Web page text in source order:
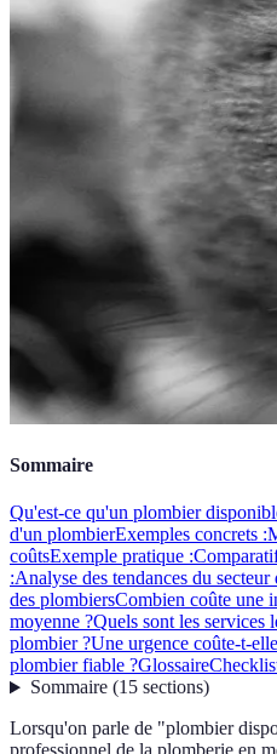
Sommaire
Qu'est-ce qu'un plombier
d'un plombierExemples concrets :
coûtsExemple pratique :
:Analyse des tendances du
des plombiersCombien coûte une
moyenne ?Quels sont les services
plombier ?Une urgence coûte-t-
plombier fiable ?Glossaire
Sommaire(15 sections)
Lorsqu'on parle de "plombier